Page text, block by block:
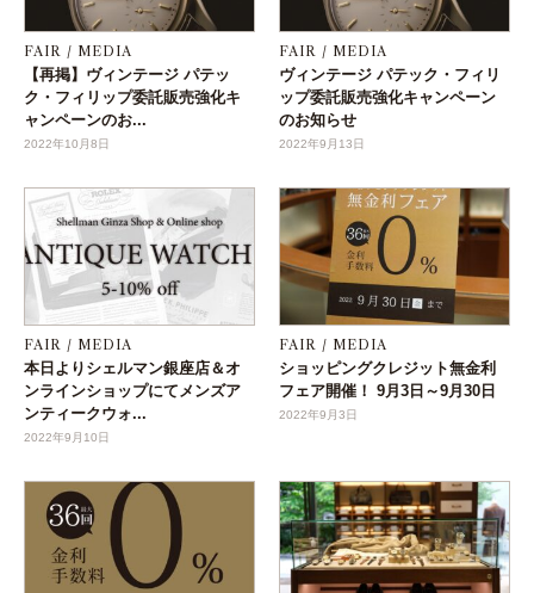
FAIR / MEDIA
【再掲】ヴィンテージ パテッ
ク・フィリップ委託販売強化キ
ャンペーンのお...
2022年10月8日
FAIR / MEDIA
ヴィンテージ パテック・フィリ
ップ委託販売強化キャンペーン
のお知らせ
2022年9月13日
FAIR / MEDIA
本日よりシェルマン銀座店＆オ
ンラインショップにてメンズア
ンティークウォ...
2022年9月10日
FAIR / MEDIA
ショッピングクレジット無金利
フェア開催！ 9月3日～9月30日
2022年9月3日